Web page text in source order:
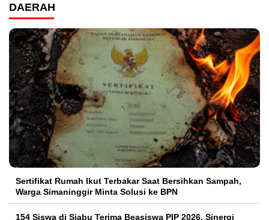
DAERAH
Sertifikat Rumah Ikut Terbakar Saat Bersihkan Sampah,
Warga Simaninggir Minta Solusi ke BPN
154 Siswa di Siabu Terima Beasiswa PIP 2026, Sinergi